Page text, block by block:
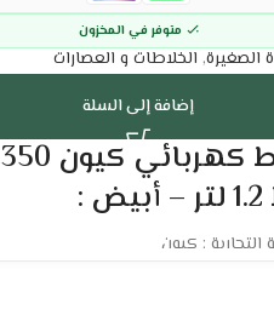
متوفر في المخزون
الصغيرة, الخلاطات و العصارات
إضافة إلى السلة
خلاط كهربائي كيون 350
:
التجارية : كيون